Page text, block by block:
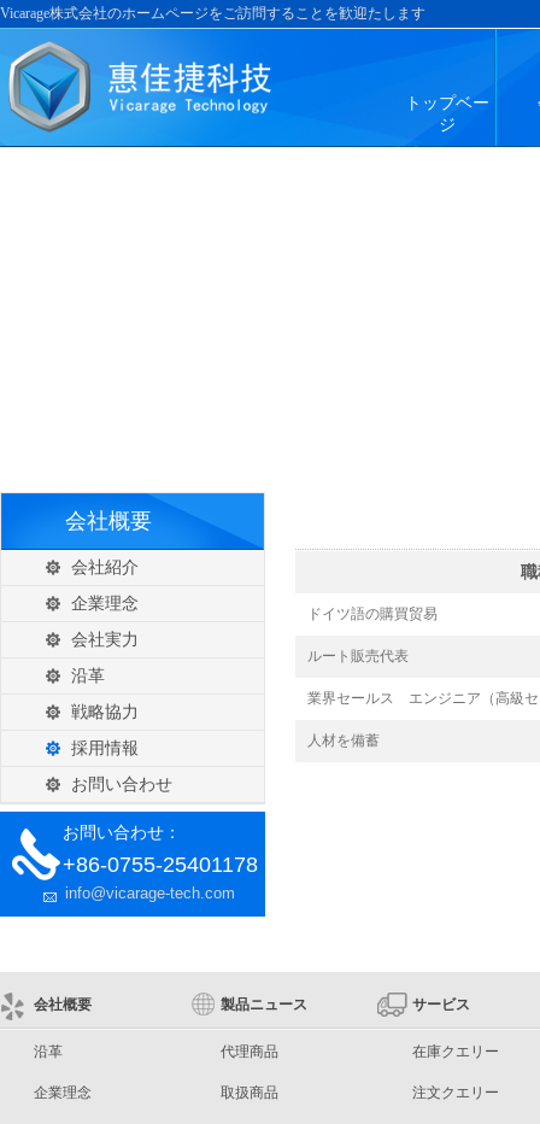
Vicarage株式会社のホームページをご訪問することを歓迎たします
トップベー
ジ
会社概要
会社紹介
企業理念
会社実力
沿革
戦略協力
採用情報
お問い合わせ
お問い合わせ：
+86-0755-25401178
info@vicarage-tech.com
ドイツ語の購買贸易
ルート販売代表
業界セールス エンジニア（高級
人材を備蓄
会社概要
沿革
企業理念
製品ニュース
代理商品
取扱商品
サービス
在庫クエリー
注文クエリー